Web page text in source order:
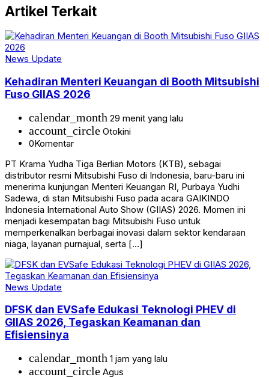
Artikel Terkait
News Update
Kehadiran Menteri Keuangan di Booth Mitsubishi
Fuso GIIAS 2026
calendar_month 29 menit yang lalu
account_circle Otokini
0Komentar
PT Krama Yudha Tiga Berlian Motors (KTB), sebagai
distributor resmi Mitsubishi Fuso di Indonesia, baru-baru ini
menerima kunjungan Menteri Keuangan RI, Purbaya Yudhi
Sadewa, di stan Mitsubishi Fuso pada acara GAIKINDO
Indonesia International Auto Show (GIIAS) 2026. Momen ini
menjadi kesempatan bagi Mitsubishi Fuso untuk
memperkenalkan berbagai inovasi dalam sektor kendaraan
niaga, layanan purnajual, serta […]
News Update
DFSK dan EVSafe Edukasi Teknologi PHEV di
GIIAS 2026, Tegaskan Keamanan dan
Efisiensinya
calendar_month 1 jam yang lalu
account_circle Agus